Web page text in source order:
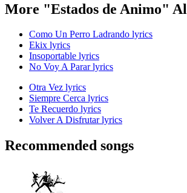
More "Estados de Animo"
Como Un Perro Ladrando lyrics
Ekix lyrics
Insoportable lyrics
No Voy A Parar lyrics
Otra Vez lyrics
Siempre Cerca lyrics
Te Recuerdo lyrics
Volver A Disfrutar lyrics
Recommended songs